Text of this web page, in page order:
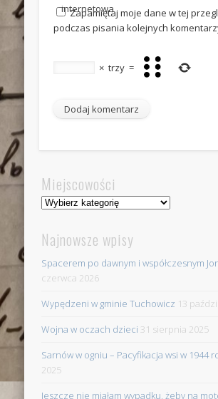
internetowa
Zapamiętaj moje dane w tej
podczas pisania kolejnych
× trzy =
Miejscowości
Miejscowości
Najnowsze wpisy
Spacerem po dawnym i współczesnym
czerwca 2026
Wypędzeni w gminie Tuchowicz 13
Wojna w oczach dzieci 31 sierpnia 2025
Sarnów w ogniu – Pacyfikacja wsi w 1944
2025
Jeszcze nie miałam wypadku, żeby na